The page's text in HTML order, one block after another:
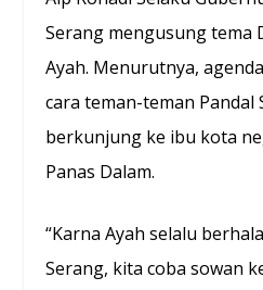
Serang mengusung tema
Ayah. Menurutnya,
cara teman-teman Pandal
berkunjung ke ibu kota
Panas Dalam.
“Karna Ayah selalu
Serang, kita coba sowan